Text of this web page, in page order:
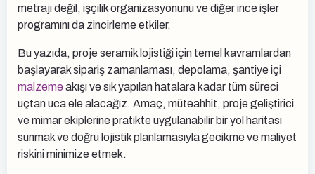
metrajı değil, işçilik organizasyonunu ve diğer ince işler
programını da zincirleme etkiler.
Bu yazıda, proje seramik lojistiği için temel kavramlardan
başlayarak sipariş zamanlaması, depolama, şantiye içi
malzeme akışı ve sık yapılan hatalara kadar tüm süreci
uçtan uca ele alacağız. Amaç, müteahhit, proje geliştirici
ve mimar ekiplerine pratikte uygulanabilir bir yol haritası
sunmak ve doğru lojistik planlamasıyla gecikme ve maliyet
riskini minimize etmek.